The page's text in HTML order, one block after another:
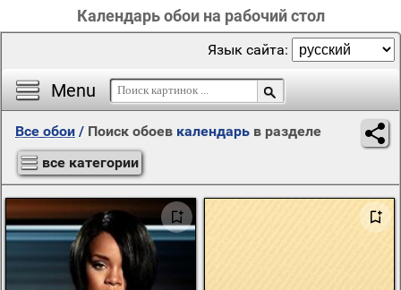
Календарь обои на рабочий стол
Menu
Язык сайта:
Все обои / Поиск обоев календарь в разделе
все категории